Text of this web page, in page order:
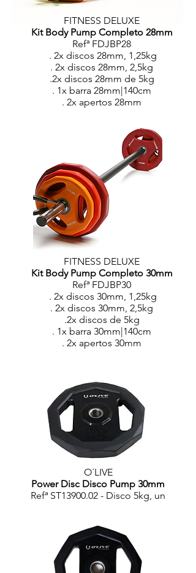
FITNESS DELUXE
Kit Body Pump Completo 28mm
Refª FDJBP28
. 2x discos 28mm, 1,25kg
. 2x discos 28mm, 2,5kg
.2x discos 28mm de 5kg
. 1x barra 28mm|140cm
. 2x apertos 28mm
FITNESS DELUXE
Kit Body Pump Completo 30mm
Refª FDJBP30
. 2x discos 30mm, 1,25kg
. 2x discos 30mm, 2,5kg
.2x discos de 5kg
. 1x barra 30mm|140cm
. 2x apertos 30mm
O´LIVE
Power Disc Disco Pump 30mm
Refª ST13900.02 - Disco 5kg, un